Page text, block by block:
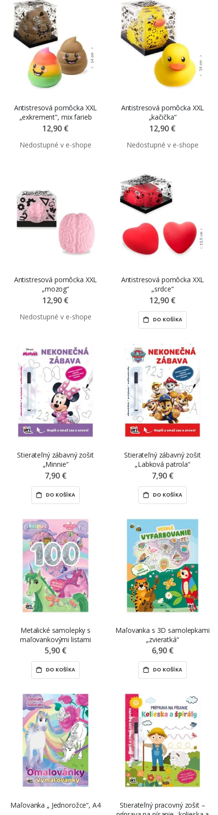
Antistresová pomôcka XXL
„exkrement“, mix farieb
12,90 €
Antistresová pomôcka XXL
„kačička“
12,90 €
Antistresová pomôcka XXL
„mozog“
12,90 €
Antistresová pomôcka XXL
„srdce“
12,90 €
DO KOŠÍKA
Stierateľný zábavný zošit
„Minnie“
7,90 €
DO KOŠÍKA
Stierateľný zábavný zošit
„Labková patrola“
7,90 €
DO KOŠÍKA
Metalické samolepky s
maľovankovými listami
„jednorožec“, 100 ks
5,90 €
DO KOŠÍKA
Maľovanka s 3D samolepkami
„zvieratká“
6,90 €
DO KOŠÍKA
Maľovanka „ Jednorožce“, A4
Stierateľný pracovný zošit –